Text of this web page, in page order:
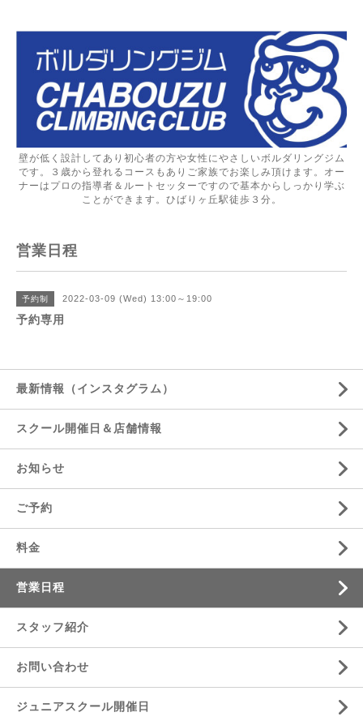
壁が低く設計してあり初心者の方や女性にやさしいボルダリングジム
です。３歳から登れるコースもありご家族でお楽しみ頂けます。オー
ナーはプロの指導者＆ルートセッターですので基本からしっかり学ぶ
ことができます。ひばりヶ丘駅徒歩３分。
営業日程
予約制 2022-03-09 (Wed) 13:00～19:00
予約専用
最新情報（インスタグラム）
スクール開催日＆店舗情報
お知らせ
ご予約
料金
営業日程
スタッフ紹介
お問い合わせ
ジュニアスクール開催日